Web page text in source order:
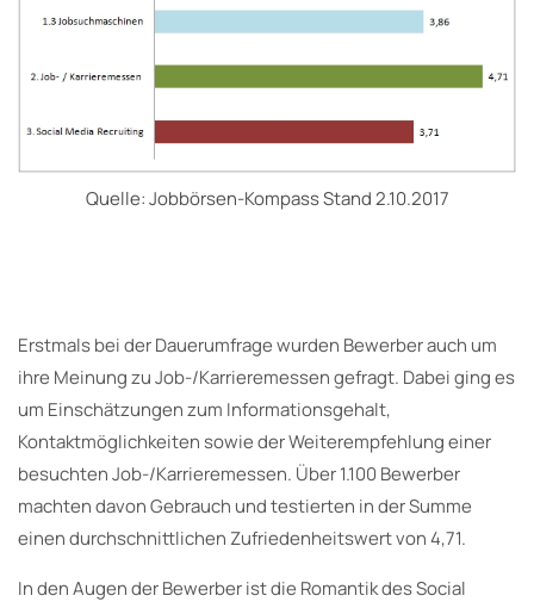
Quelle: Jobbörsen-Kompass Stand 2.10.2017
Erstmals bei der Dauerumfrage wurden Bewerber auch um
ihre Meinung zu Job-/Karrieremessen gefragt. Dabei ging es
um Einschätzungen zum Informationsgehalt,
Kontaktmöglichkeiten sowie der Weiterempfehlung einer
besuchten Job-/Karrieremessen. Über 1.100 Bewerber
machten davon Gebrauch und testierten in der Summe
einen durchschnittlichen Zufriedenheitswert von 4,71.
In den Augen der Bewerber ist die Romantik des Social